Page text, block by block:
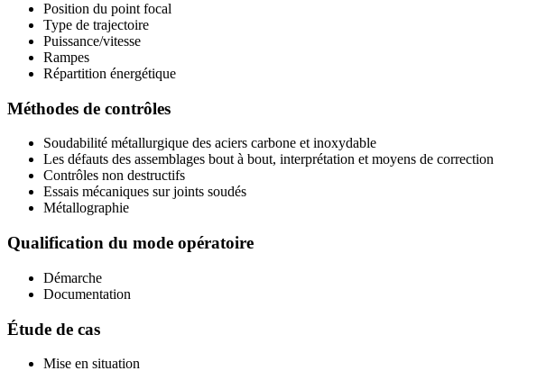
Position du point focal
Type de trajectoire
Puissance/vitesse
Rampes
Répartition énergétique
Méthodes de contrôles
Soudabilité métallurgique des aciers carbone et inoxydable
Les défauts des assemblages bout à bout, interprétation et moyens de correction
Contrôles non destructifs
Essais mécaniques sur joints soudés
Métallographie
Qualification du mode opératoire
Démarche
Documentation
Étude de cas
Mise en situation